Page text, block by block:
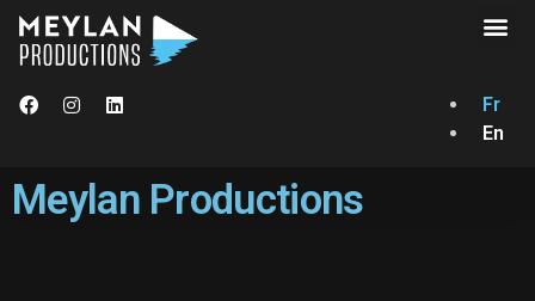
Fr
En
Meylan Productions